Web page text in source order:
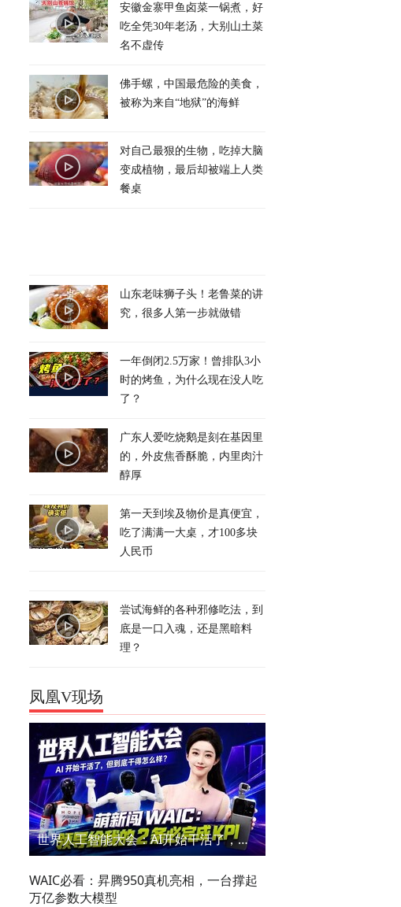
安徽金寨甲鱼卤菜一锅煮，好
吃全凭30年老汤，大别山土菜
名不虚传
佛手螺，中国最危险的美食，
被称为来自“地狱”的海鲜
对自己最狠的生物，吃掉大脑
变成植物，最后却被端上人类
餐桌
山东老味狮子头！老鲁菜的讲
究，很多人第一步就做错
一年倒闭2.5万家！曾排队3小
时的烤鱼，为什么现在没人吃
了？
广东人爱吃烧鹅是刻在基因里
的，外皮焦香酥脆，内里肉汁
醇厚
第一天到埃及物价是真便宜，
吃了满满一大桌，才100多块
人民币
尝试海鲜的各种邪修吃法，到
底是一口入魂，还是黑暗料
理？
凤凰V现场
世界人工智能大会：AI开始干活了，但到底干的怎么样？萌新闯WAIC
WAIC必看：昇腾950真机亮相，一台撑起
万亿参数大模型